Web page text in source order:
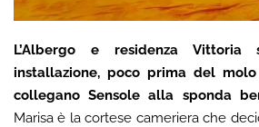
L’Albergo e residenza Vittoria
installazione, poco prima del
collegano Sensole alla sponda
Marisa è la cortese cameriera che